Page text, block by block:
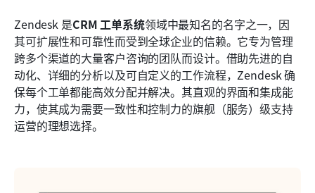
Zendesk 是CRM 工单系统领域中最知名的名字之一，因
其可扩展性和可靠性而受到全球企业的信赖。它专为管理
跨多个渠道的大量客户咨询的团队而设计。借助先进的自
动化、详细的分析以及可自定义的工作流程，Zendesk 确
保每个工单都能高效分配并解决。其直观的界面和集成能
力，使其成为需要一致性和控制力的旗舰（服务）级支持
运营的理想选择。